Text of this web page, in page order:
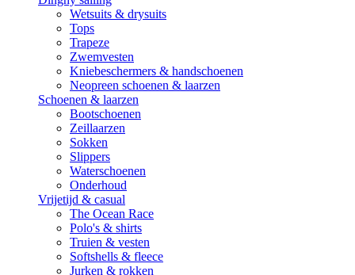
Wetsuits & drysuits
Tops
Trapeze
Zwemvesten
Kniebeschermers & handschoenen
Neopreen schoenen & laarzen
Schoenen & laarzen
Bootschoenen
Zeillaarzen
Sokken
Slippers
Waterschoenen
Onderhoud
Vrijetijd & casual
The Ocean Race
Polo's & shirts
Truien & vesten
Softshells & fleece
Jurken & rokken